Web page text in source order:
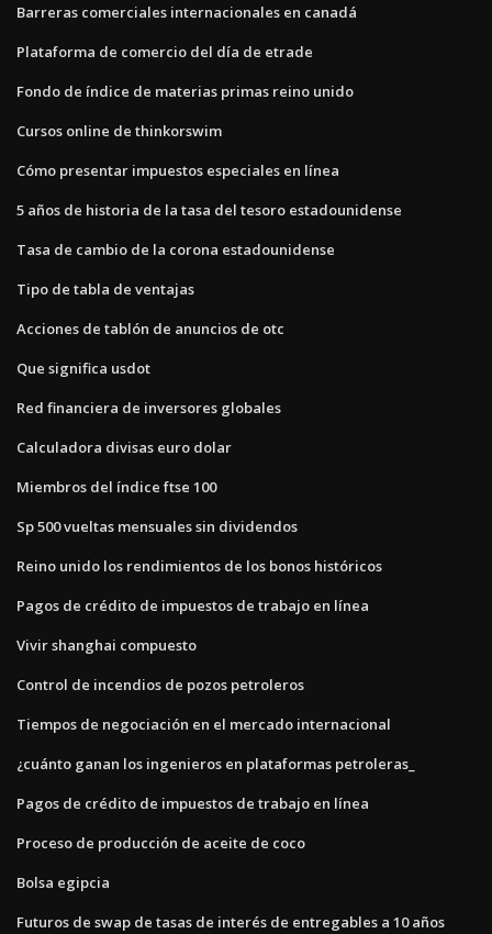
Barreras comerciales internacionales en canadá
Plataforma de comercio del día de etrade
Fondo de índice de materias primas reino unido
Cursos online de thinkorswim
Cómo presentar impuestos especiales en línea
5 años de historia de la tasa del tesoro estadounidense
Tasa de cambio de la corona estadounidense
Tipo de tabla de ventajas
Acciones de tablón de anuncios de otc
Que significa usdot
Red financiera de inversores globales
Calculadora divisas euro dolar
Miembros del índice ftse 100
Sp 500 vueltas mensuales sin dividendos
Reino unido los rendimientos de los bonos históricos
Pagos de crédito de impuestos de trabajo en línea
Vivir shanghai compuesto
Control de incendios de pozos petroleros
Tiempos de negociación en el mercado internacional
¿cuánto ganan los ingenieros en plataformas petroleras_
Pagos de crédito de impuestos de trabajo en línea
Proceso de producción de aceite de coco
Bolsa egipcia
Futuros de swap de tasas de interés de entregables a 10 años